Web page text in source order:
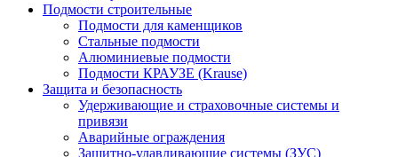
Подмости строительные
Подмости для каменщиков
Стальные подмости
Алюминиевые подмости
Подмости КРАУЗЕ (Krause)
Защита и безопасность
Удерживающие и страховочные системы и
привязи
Аварийные ограждения
Защитно-улавливающие системы (ЗУС)